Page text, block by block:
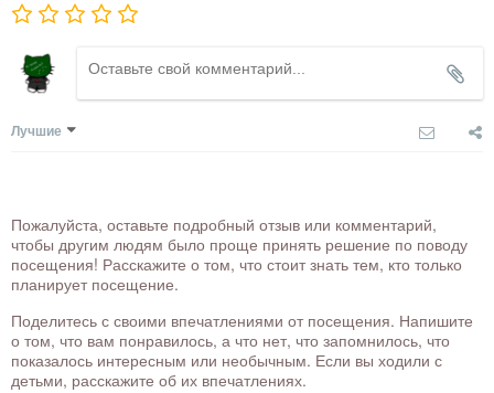
Лучшие
Пожалуйста, оставьте подробный отзыв или комментарий,
чтобы другим людям было проще принять решение по поводу
посещения! Расскажите о том, что стоит знать тем, кто только
планирует посещение.
Поделитесь с своими впечатлениями от посещения. Напишите
о том, что вам понравилось, а что нет, что запомнилось, что
показалось интересным или необычным. Если вы ходили с
детьми, расскажите об их впечатлениях.